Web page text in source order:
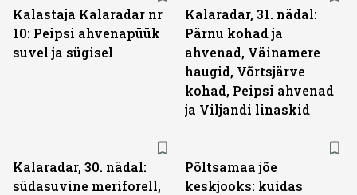
Kalastaja Kalaradar nr
10: Peipsi ahvenapüük
suvel ja sügisel
Kalaradar, 31. nädal:
Pärnu kohad ja
ahvenad, Väinamere
haugid, Võrtsjärve
kohad, Peipsi ahvenad
ja Viljandi linaskid
Kalaradar, 30. nädal:
südasuvine meriforell,
Põltsamaa jõe
keskjooks: kuidas